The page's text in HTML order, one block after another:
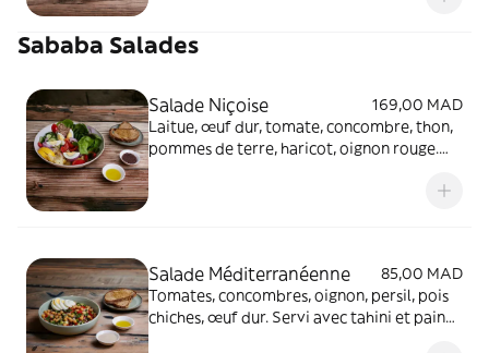
Sababa Salades
Salade Niçoise
169,00 MAD
Laitue, œuf dur, tomate, concombre, thon,
pommes de terre, haricot, oignon rouge.
Salade Méditerranéenne
85,00 MAD
Tomates, concombres, oignon, persil, pois
chiches, œuf dur. Servi avec tahini et pain